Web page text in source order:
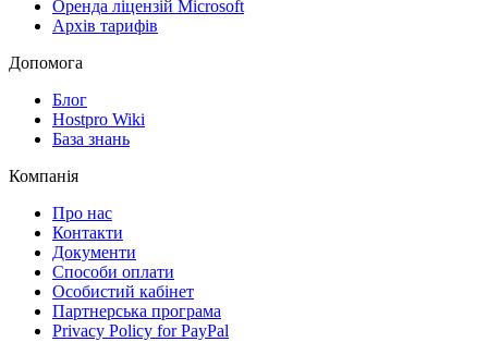
Оренда ліцензій Microsoft
Архів тарифів
Допомога
Блог
Hostpro Wiki
База знань
Компанія
Про нас
Контакти
Документи
Способи оплати
Особистий кабінет
Партнерська програма
Privacy Policy for PayPal